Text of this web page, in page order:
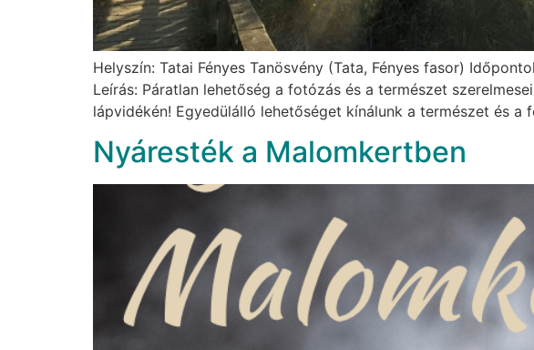
Helyszín: Tatai Fényes Tanösvény (Tata, Fényes fasor)
Leírás: Páratlan lehetőség a fotózás és a természet
lápvidékén! Egyedülálló lehetőséget kínálunk a természet és
Nyáresték a Malomkertben